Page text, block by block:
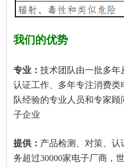
我们的优势
专业：技术团队由一批多年
认证工作、多年专注消费类
队经验的专业人员和专家
子企业
提供： 产品检测、对策、认
务超过30000家电子厂商，